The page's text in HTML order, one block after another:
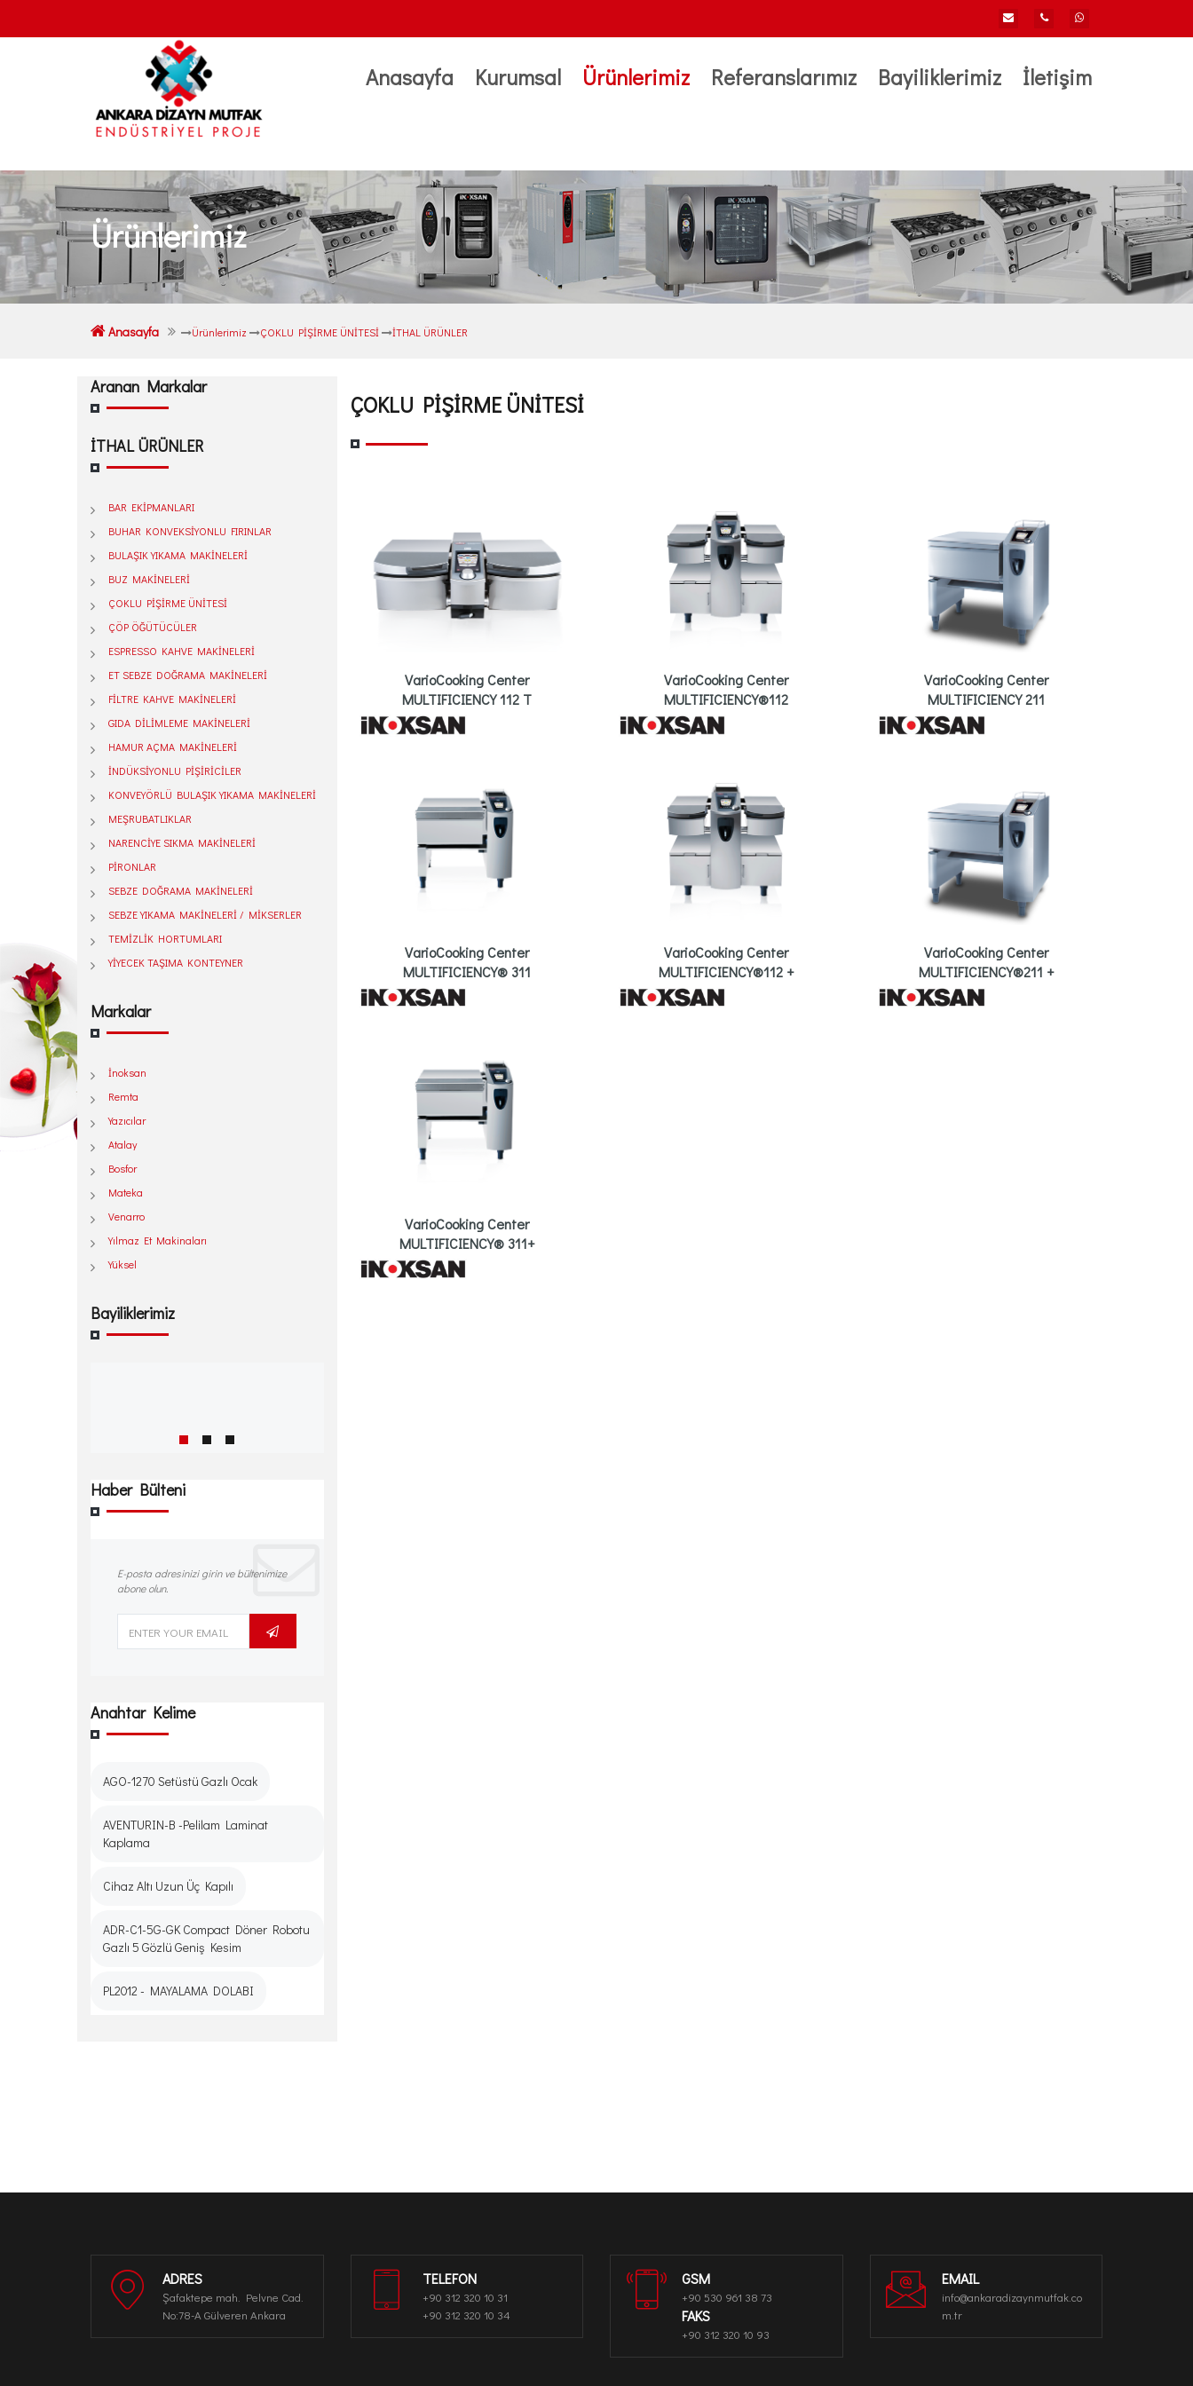
Anasayfa Kurumsal Ürünlerimiz Referanslarımız Bayiliklerimiz İletişim
Ürünlerimiz
Anasayfa Ürünlerimiz ÇOKLU PİŞİRME ÜNİTESİ İTHAL ÜRÜNLER
Aranan Markalar
İTHAL ÜRÜNLER
BAR EKİPMANLARI
BUHAR KONVEKSİYONLU FIRINLAR
BULAŞIK YIKAMA MAKİNELERİ
BUZ MAKİNELERİ
ÇOKLU PİŞİRME ÜNİTESİ
ÇÖP ÖĞÜTÜCÜLER
ESPRESSO KAHVE MAKİNELERİ
ET SEBZE DOĞRAMA MAKİNELERİ
FİLTRE KAHVE MAKİNELERİ
GIDA DİLİMLEME MAKİNELERİ
HAMUR AÇMA MAKİNELERİ
İNDÜKSİYONLU PİŞİRİCİLER
KONVEYÖRLÜ BULAŞIK YIKAMA MAKİNELERİ
MEŞRUBATLIKLAR
NARENCİYE SIKMA MAKİNELERİ
PİRONLAR
SEBZE DOĞRAMA MAKİNELERİ
SEBZE YIKAMA MAKİNELERİ / MİKSERLER
TEMİZLİK HORTUMLARI
YİYECEK TAŞIMA KONTEYNER
Markalar
İnoksan
Remta
Yazıcılar
Atalay
Bosfor
Mateka
Venarro
Yılmaz Et Makinaları
Yüksel
Bayiliklerimiz
Haber Bülteni
E-posta adresinizi girin ve bültenimize
abone olun.
Anahtar Kelime
AGO-1270 Setüstü Gazlı Ocak
AVENTURIN-B -Pelilam Laminat
Kaplama
Cihaz Altı Uzun Üç Kapılı
ADR-C1-5G-GK Compact Döner Robotu
Gazlı 5 Gözlü Geniş Kesim
PL2012 - MAYALAMA DOLABI
ÇOKLU PİŞİRME ÜNİTESİ
VarioCooking Center
MULTIFICIENCY 112 T
VarioCooking Center
MULTIFICIENCY®112
VarioCooking Center
MULTIFICIENCY 211
VarioCooking Center
MULTIFICIENCY® 311
VarioCooking Center
MULTIFICIENCY®112 +
VarioCooking Center
MULTIFICIENCY®211 +
VarioCooking Center
MULTIFICIENCY® 311+
ADRES
Şafaktepe mah. Pelvne Cad.
No:78-A Gülveren Ankara
TELEFON
+90 312 320 10 31
+90 312 320 10 34
GSM
+90 530 961 38 73
FAKS
+90 312 320 10 93
EMAIL
info@ankaradizaynmutfak.co
m.tr